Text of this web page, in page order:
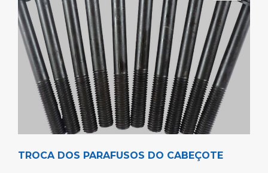
TROCA DOS PARAFUSOS DO CABEÇOTE